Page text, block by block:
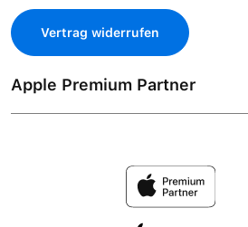
Vertrag widerrufen
Apple Premium Partner